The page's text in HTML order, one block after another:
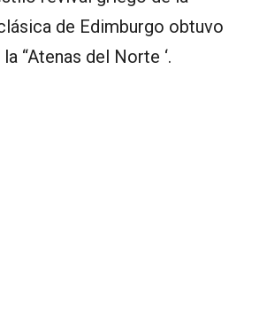
de Edimburgo obtuvo
“Atenas del Norte ‘.